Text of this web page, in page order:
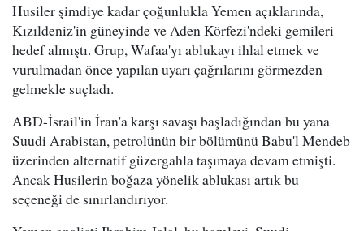
Husiler şimdiye kadar çoğunlukla Yemen açıklarında,
Kızıldeniz'in güneyinde ve Aden Körfezi'ndeki gemileri
hedef almıştı. Grup, Wafaa'yı ablukayı ihlal etmek ve
vurulmadan önce yapılan uyarı çağrılarını görmezden
gelmekle suçladı.
ABD-İsrail'in İran'a karşı savaşı başladığından bu yana
Suudi Arabistan, petrolünün bir bölümünü Babu'l Mendeb
üzerinden alternatif güzergahla taşımaya devam etmişti.
Ancak Husilerin boğaza yönelik ablukası artık bu
seçeneği de sınırlandırıyor.